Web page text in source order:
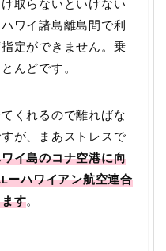
ワイ諸島離島間で利
定ができません。乗
んどです。
くれるので離ればな
が、まあストレスで
イ島のコナ空港に向
ーハワイアン航空連合
す。